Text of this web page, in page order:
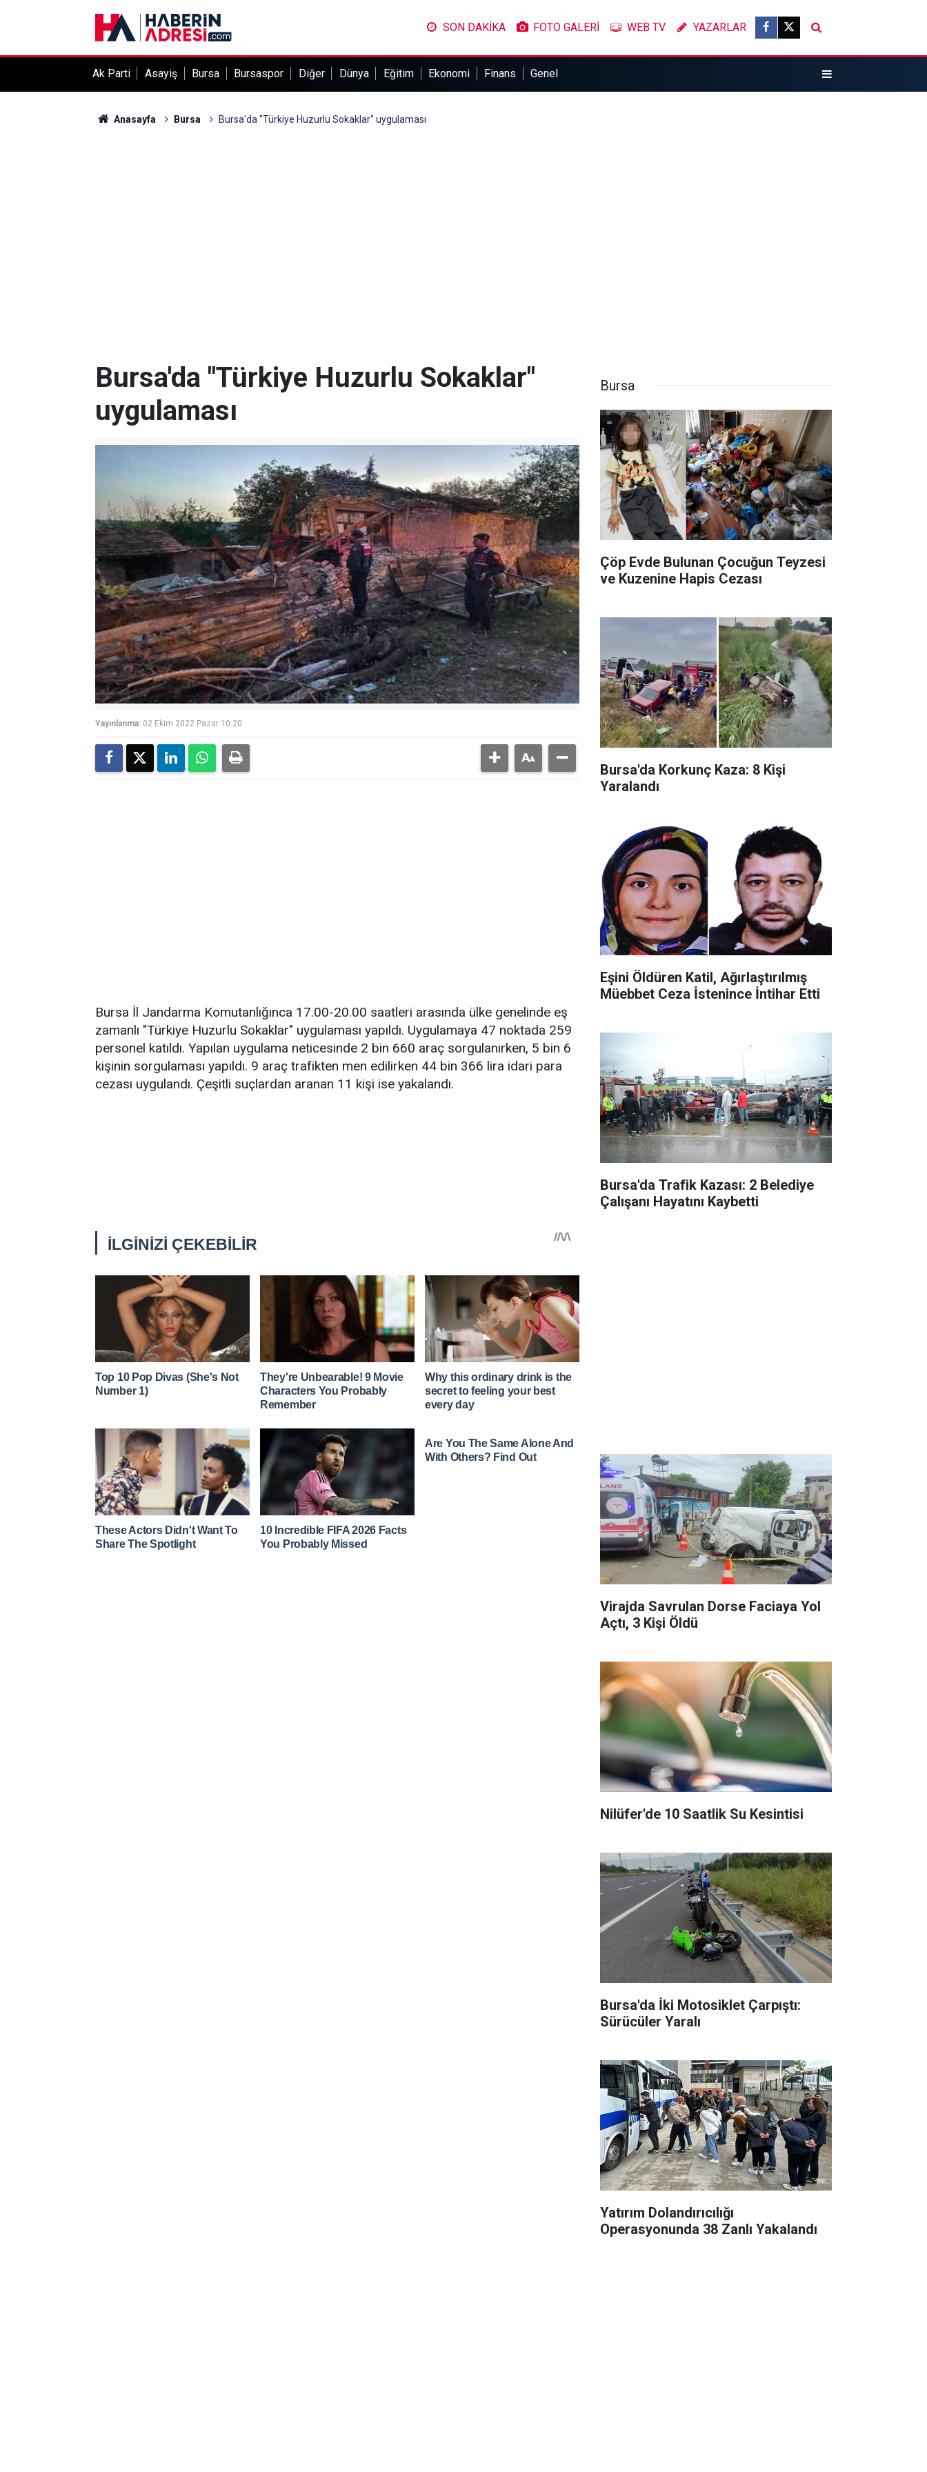
SON DAKİKA FOTO GALERİ WEB TV YAZARLAR
Ak Parti Asayiş Bursa Bursaspor Diğer Dünya Eğitim Ekonomi Finans Genel
Anasayfa Bursa Bursa'da "Türkiye Huzurlu Sokaklar" uygulaması
Bursa'da "Türkiye Huzurlu Sokaklar"
uygulaması
Yayınlanma: 02 Ekim 2022 Pazar 10:20
Bursa İl Jandarma Komutanlığınca 17.00-20.00 saatleri arasında ülke genelinde eş
zamanlı "Türkiye Huzurlu Sokaklar" uygulaması yapıldı. Uygulamaya 47 noktada 259
personel katıldı. Yapılan uygulama neticesinde 2 bin 660 araç sorgulanırken, 5 bin 6
kişinin sorgulaması yapıldı. 9 araç trafikten men edilirken 44 bin 366 lira idari para
cezası uygulandı. Çeşitli suçlardan aranan 11 kişi ise yakalandı.
Bursa
Çöp Evde Bulunan Çocuğun Teyzesi
ve Kuzenine Hapis Cezası
Bursa'da Korkunç Kaza: 8 Kişi
Yaralandı
Eşini Öldüren Katil, Ağırlaştırılmış
Müebbet Ceza İstenince İntihar Etti
Bursa'da Trafik Kazası: 2 Belediye
Çalışanı Hayatını Kaybetti
Virajda Savrulan Dorse Faciaya Yol
Açtı, 3 Kişi Öldü
Nilüfer'de 10 Saatlik Su Kesintisi
Bursa'da İki Motosiklet Çarpıştı:
Sürücüler Yaralı
Yatırım Dolandırıcılığı
Operasyonunda 38 Zanlı Yakalandı